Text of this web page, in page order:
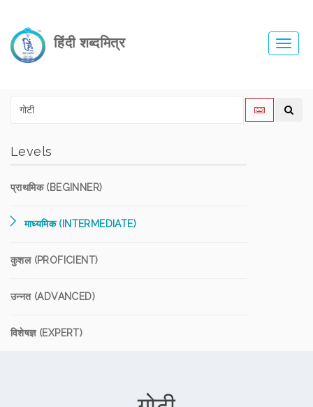
हिंदी शब्दमित्र
Levels
प्राथमिक (BEGINNER)
माध्यमिक (INTERMEDIATE)
कुशल (PROFICIENT)
उन्नत (ADVANCED)
विशेषज्ञ (EXPERT)